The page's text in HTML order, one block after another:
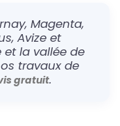
Magenta,
Avize et
la vallée de
travaux de
gratuit.